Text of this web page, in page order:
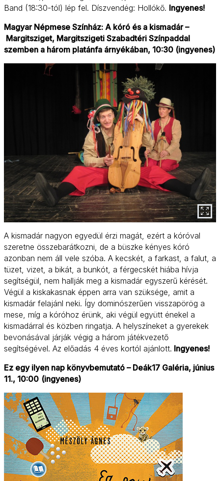
Band (18:30-tól) lép fel. Díszvendég: Hollókő. Ingyenes!
Magyar Népmese Színház: A kóró és a kismadár –
Margitsziget, Margitszigeti Szabadtéri Színpaddal
szemben a három platánfa árnyékában, 10:30 (ingyenes)
A kismadár nagyon egyedül érzi magát, ezért a kóróval
szeretne összebarátkozni, de a büszke kényes kóró
azonban nem áll vele szóba. A kecskét, a farkast, a falut, a
tüzet, vizet, a bikát, a bunkót, a férgecskét hiába hívja
segítségül, nem hallják meg a kismadár egyszerű kérését.
Végül a kiskakasnak éppen arra van szüksége, amit a
kismadár felajánl neki. Így dominószerűen visszapörög a
mese, míg a kóróhoz érünk, aki végül együtt énekel a
kismadárral és közben ringatja. A helyszíneket a gyerekek
bevonásával járják végig a három játékvezető
segítségével. Az előadás 4 éves kortól ajánlott. Ingyenes!
Ez egy ilyen nap könyvbemutató – Deák17 Galéria, június
11., 10:00 (ingyenes)